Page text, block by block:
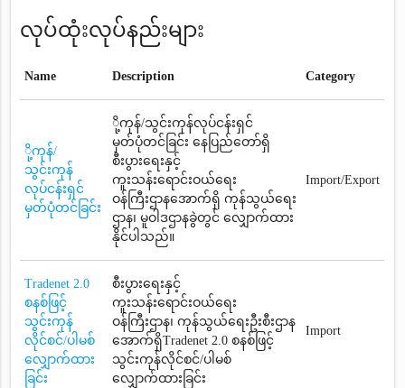
လုပ်ထုံးလုပ်နည်းများ
Name Description Category
ို့ကုန်/
သွင်းကုန်
လုပ်ငန်းရှင်
မှတ်ပုံတင်ခြင်း
ို့ကုန်/သွင်းကုန်လုပ်ငန်းရှင်
မှတ်ပုံတင်ခြင်း နေပြည်တော်ရှိ
စီးပွားရေးနှင့်
ကူးသန်းရောင်းဝယ်ရေး
ဝန်ကြီးဌာနအောက်ရှိ ကုန်သွယ်ရေး
ဌာန၊ မူဝါဒဌာနခွဲတွင် လျှောက်ထား
နိုင်ပါသည်။
Import/Export
Tradenet 2.0
စနစ်ဖြင့်
သွင်းကုန်
လိုင်စင်/ပါမစ်
လျှောက်ထား
ခြင်း
စီးပွားရေးနှင့်
ကူးသန်းရောင်းဝယ်ရေး
ဝန်ကြီးဌာန၊ ကုန်သွယ်ရေးဦးစီးဌာန
အောက်ရှိTradenet 2.0 စနစ်ဖြင့်
သွင်းကုန်လိုင်စင်/ပါမစ်
လျှောက်ထားခြင်း
Import